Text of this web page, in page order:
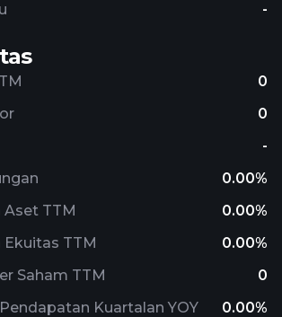
-
0
0
-
0.00%
TTM
0.00%
TTM
0.00%
Saham TTM
0
Kuartalan YOY
0.00%